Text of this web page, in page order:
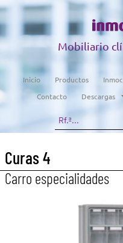
Mobiliario
Inicio Productos
Contacto
Descargas
Curas 4
Carro especialidades